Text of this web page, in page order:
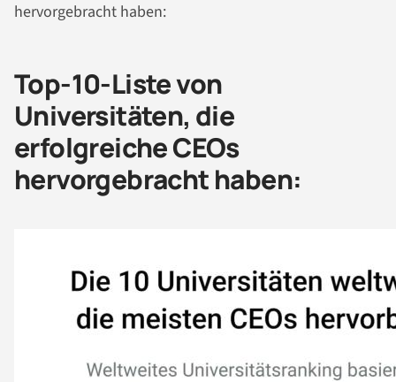
hervorgebracht haben:
Top-10-Liste von
Universitäten, die
erfolgreiche CEOs
hervorgebracht haben: